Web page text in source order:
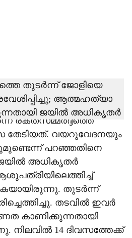
പരമ്പരയിലെ
ആശുപത്രിയില്‍
രക്തസമ്മര്‍ദ്ദത്തെ
തേടിയത്. വയറുവേദനയും
പറഞ്ഞതിനെ
അധികൃതര്‍
തുടര്‍ന്ന്
തടവില്‍ ഇവര്‍
കാണിക്കുന്നതായി
14 ദിവസത്തേക്ക്